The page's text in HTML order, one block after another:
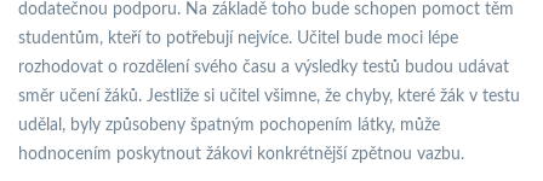
dodatečnou podporu. Na základě toho bude schopen pomoct těm
studentům, kteří to potřebují nejvíce. Učitel bude moci lépe
rozhodovat o rozdělení svého času a výsledky testů budou udávat
směr učení žáků. Jestliže si učitel všimne, že chyby, které žák v testu
udělal, byly způsobeny špatným pochopením látky, může
hodnocením poskytnout žákovi konkrétnější zpětnou vazbu.